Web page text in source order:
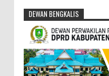
DEWAN BENGKALIS